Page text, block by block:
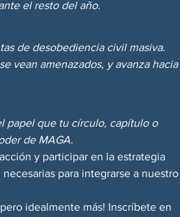
el resto del año.
de desobediencia civil masiva.
vean amenazados, y avanza hacia
papel que tu círculo, capítulo o
de MAGA.
y participar en la estrategia
para integrarse a nuestro
idealmente más! Inscríbete en